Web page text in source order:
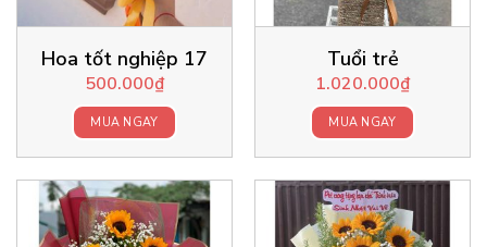
Hoa tốt nghiệp 17
500.000₫
MUA NGAY
Tuổi trẻ
1.020.000₫
MUA NGAY